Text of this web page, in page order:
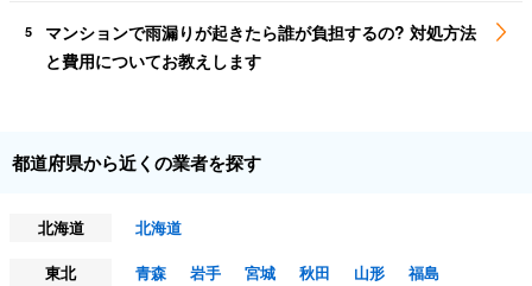
5
マンションで雨漏りが起きたら誰が負担するの? 対処方法
と費用についてお教えします
都道府県から近くの業者を探す
北海道
北海道
東北
青森 岩手 宮城 秋田 山形
福島